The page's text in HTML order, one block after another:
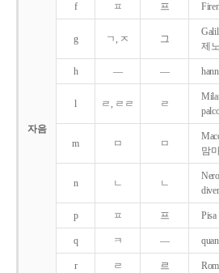
자음
f ㅍ 프
g ㄱ, ㅈ 그
제
h ― ―
l ㄹ, ㄹㄹ ㄹ
m ㅁ ㅁ
맘
n ㄴ ㄴ
p ㅍ 프
q ㅋ ―
r ㄹ 르